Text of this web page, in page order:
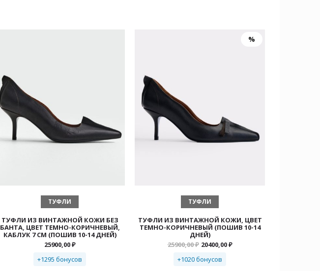
ВЫБЕРИТЕ ПАРАМЕТРЫ
ТУФЛИ
ТУФЛИ ИЗ ВИНТАЖНОЙ КОЖИ БЕЗ
БАНТА, ЦВЕТ ТЕМНО-КОРИЧНЕВЫЙ,
КАБЛУК 7 СМ (ПОШИВ 10-14 ДНЕЙ)
25900,00₽
+1295 бонусов
ВЫБЕРИТЕ ПАРАМЕТРЫ
ТУФЛИ
ТУФЛИ ИЗ ВИНТАЖНОЙ КОЖИ, ЦВЕТ
ТЕМНО-КОРИЧНЕВЫЙ (ПОШИВ 10-14
ДНЕЙ)
25900,00₽ Первоначальная
составляла
25900,00 ₽.
20400,00₽Текущая
+1020 бонусов